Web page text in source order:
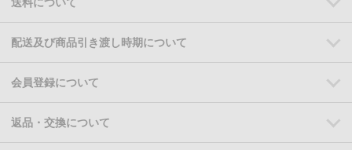
配送及び商品引き渡し時期について
会員登録について
返品・交換について